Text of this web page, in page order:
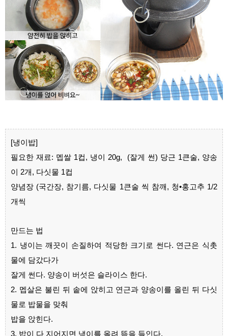
[냉이밥]
필요한 재료: 멥쌀 1컵, 냉이 20g, (잘게 썬) 당근 1큰술, 양송
이 2개, 다싯물 1컵
양념장 (국간장, 참기름, 다싯물 1큰술 씩 참깨, 청•홍고추 1/2
개씩
만드는 법
1. 냉이는 깨끗이 손질하여 적당한 크기로 썬다. 연근은 식촛
물에 담갔다가
잘게 썬다. 양송이 버섯은 슬라이스 한다.
2. 멥살은 불린 뒤 솥에 앉히고 연근과 양송이를 올린 뒤 다싯
물로 밥물을 맞춰
밥을 앉힌다.
3. 밥이 다 지어지면 냉이를 올려 뜸을 들인다.